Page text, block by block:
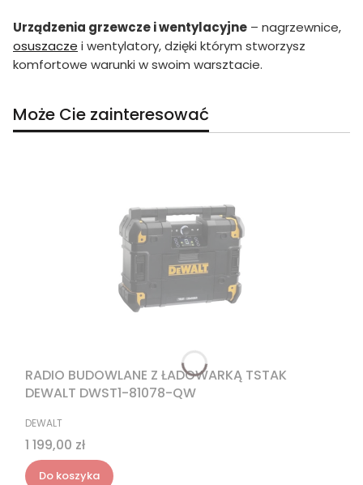
Urządzenia grzewcze i wentylacyjne – nagrzewnice,
osuszacze i wentylatory, dzięki którym stworzysz
komfortowe warunki w swoim warsztacie.
Może Cie zainteresować
RADIO BUDOWLANE Z ŁADOWARKĄ TSTAK
DEWALT DWST1-81078-QW
PRODUCENT
DEWALT
Cena
1 199,00 zł
Do koszyka